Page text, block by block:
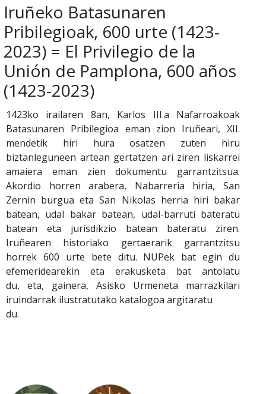
Iruñeko Batasunaren
Pribilegioak, 600 urte (1423-
2023) = El Privilegio de la
Unión de Pamplona, 600 años
(1423-2023)
1423ko irailaren 8an, Karlos III.a Nafarroakoak
Batasunaren Pribilegioa eman zion Iruñeari, XII.
mendetik hiri hura osatzen zuten hiru
biztanleguneen artean gertatzen ari ziren liskarrei
amaiera eman zien dokumentu garrantzitsua.
Akordio horren arabera, Nabarreria hiria, San
Zernin burgua eta San Nikolas herria hiri bakar
batean, udal bakar batean, udal-barruti bateratu
batean eta jurisdikzio batean bateratu ziren.
Iruñearen historiako gertaerarik garrantzitsu
horrek 600 urte bete ditu. NUPek bat egin du
efemeridearekin eta erakusketa bat antolatu
du, eta, gainera, Asisko Urmeneta marrazkilari
iruindarrak ilustratutako katalogoa argitaratu
du.